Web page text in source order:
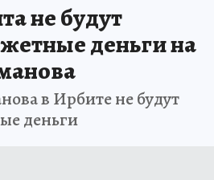
не будут
деньги на
в Ирбите не будут
деньги